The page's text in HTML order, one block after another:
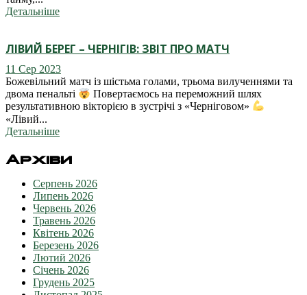
Детальніше
ЛІВИЙ БЕРЕГ – ЧЕРНІГІВ: ЗВІТ ПРО МАТЧ
11 Сер 2023
Божевільний матч із шістьма голами, трьома вилученнями та
двома пенальті
Повертаємось на переможний шлях
результативною вікторією в зустрічі з «Черніговом»
«Лівий...
Детальніше
Архіви
Серпень 2026
Липень 2026
Червень 2026
Травень 2026
Квітень 2026
Березень 2026
Лютий 2026
Січень 2026
Грудень 2025